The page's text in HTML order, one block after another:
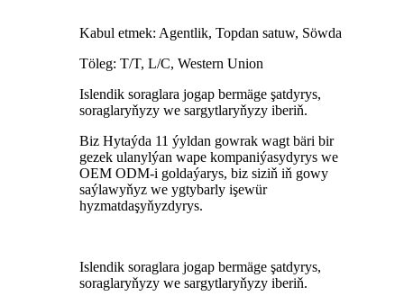
Kabul etmek: Agentlik, Topdan satuw, Söwda
Töleg: T/T, L/C, Western Union
Islendik soraglara jogap bermäge şatdyrys,
soraglaryňyzy we sargytlaryňyzy iberiň.
Biz Hytaýda 11 ýyldan gowrak wagt bäri bir
gezek ulanylýan wape kompaniýasydyrys we
OEM ODM-i goldaýarys, biz siziň iň gowy
saýlawyňyz we ygtybarly işewür
hyzmatdaşyňyzdyrys.
Islendik soraglara jogap bermäge şatdyrys,
soraglaryňyzy we sargytlaryňyzy iberiň.